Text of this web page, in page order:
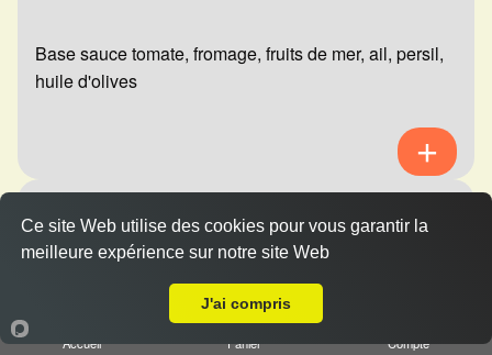
Base sauce tomate, fromage, fruits de mer, ail, persil,
huile d'olives
Dès10.00 €
Base sauce tomate, fromage, viande hachée,
Accueil Panier Compte
Ce site Web utilise des cookies pour vous garantir la
meilleure expérience sur notre site Web
J'ai compris